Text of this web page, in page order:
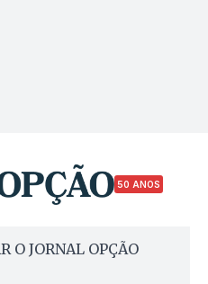
50 ANOS
O JORNAL OPÇÃO